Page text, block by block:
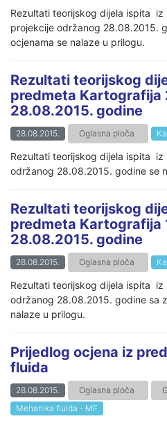
Rezultati teorijskog dijela ispita
projekcije održanog 28.08.2015.
ocjenama se nalaze u prilogu.
Rezultati teorijskog
predmeta Kartografija
28.08.2015. godine
28.08.2015. Oglasna ploča
Rezultati teorijskog dijela ispita
održanog 28.08.2015. godine se
Rezultati teorijskog
predmeta Kartografija
28.08.2015. godine
28.08.2015. Oglasna ploča
Rezultati teorijskog dijela ispita iz
održanog 28.08.2015. godine sa
nalaze u prilogu.
Prijedlog ocjena iz
fluida
28.08.2015. Oglasna ploča
Mehanika fluida - MF